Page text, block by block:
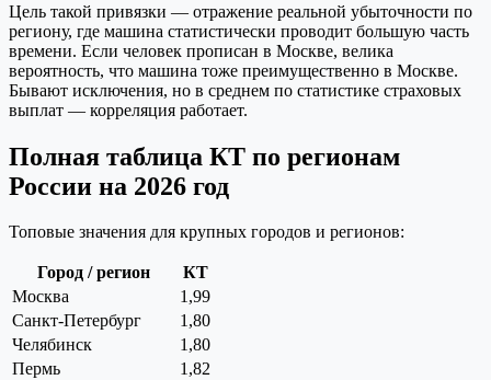
Цель такой привязки — отражение реальной убыточности по
региону, где машина статистически проводит большую часть
времени. Если человек прописан в Москве, велика
вероятность, что машина тоже преимущественно в Москве.
Бывают исключения, но в среднем по статистике страховых
выплат — корреляция работает.
Полная таблица КТ по регионам
России на 2026 год
Топовые значения для крупных городов и регионов:
Город / регион
КТ
Москва
1,99
Санкт-Петербург
1,80
Челябинск
1,80
Пермь
1,82